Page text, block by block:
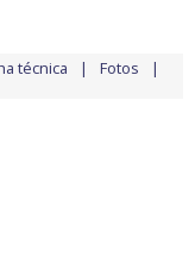
técnica Fotos